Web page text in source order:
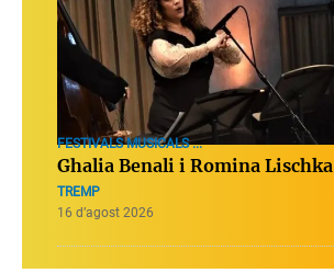
FESTIVALS MUSICALS ...
Ghalia Benali i Romina Lischka
TREMP
16 d’agost 2026